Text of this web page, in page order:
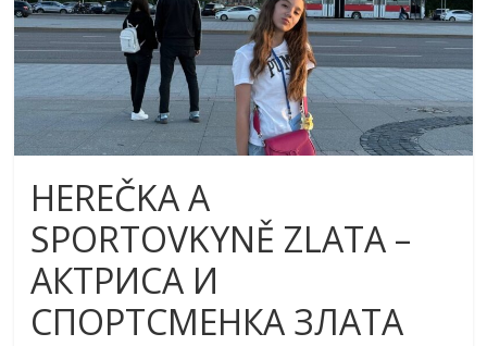
HEREČKA A
SPORTOVKYNĚ ZLATA –
AКТРИСА И
СПОРТСМЕНКА ЗЛАТА